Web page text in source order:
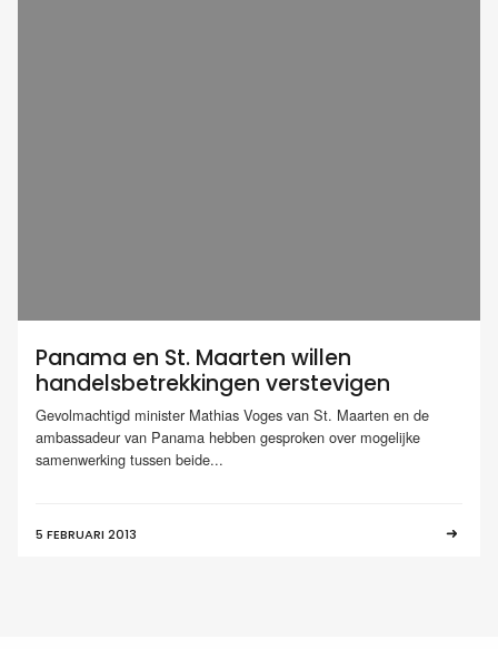
Panama en St. Maarten willen
handelsbetrekkingen verstevigen
Gevolmachtigd minister Mathias Voges van St. Maarten en de
ambassadeur van Panama hebben gesproken over mogelijke
samenwerking tussen beide...
5 FEBRUARI 2013